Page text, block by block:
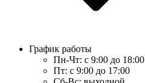
График работы
Пн-Чт: с 9:00 до 18:00
Пт: с 9:00 до 17:00